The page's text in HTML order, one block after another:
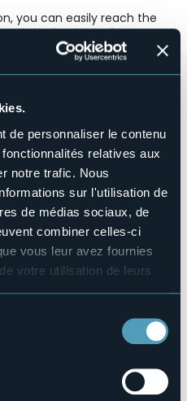
de personnaliser le contenu
relatives aux
notre trafic. Nous
sur l'utilisation de
de médias sociaux, de
combiner celles-ci
vous leur avez fournies
votre utilisation de leurs
supprimer,
cliquez ici
you can easily reach the
destinations of our area.